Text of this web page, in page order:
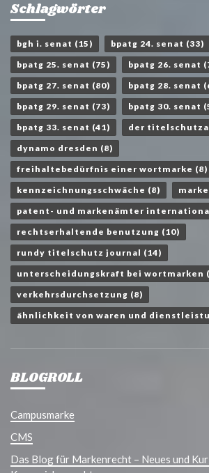
Schlagwörter
bgh i. senat (15) bpatg 24. senat (33)
bpatg 25. senat (75) bpatg 26. senat
bpatg 27. senat (80) bpatg 28. senat
bpatg 29. senat (73) bpatg 30. senat
bpatg 33. senat (41) der
dynamo dresden (8)
freihaltebedürfnis einer wortmarke (8)
kennzeichnungsschwäche (8)
patent- und markenämter
rechtserhaltende benutzung (10)
rundy titelschutz journal (14)
unterscheidungskraft bei wortmarken
verkehrsdurchsetzung (8)
ähnlichkeit von waren und
BLOGROLL
Campusmarke
CMS
Das Blog für Markenrecht – Neues und